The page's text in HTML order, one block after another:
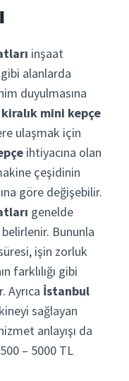
inşaat
alanlarda
duyulmasına
mini kepçe
ulaşmak için
ihtiyacına olan
çeşidinin
göre değişebilir.
genelde
Bununla
işin zorluk
farklılığı gibi
Ayrıca İstanbul
sağlayan
anlayışı da
– 5000 TL